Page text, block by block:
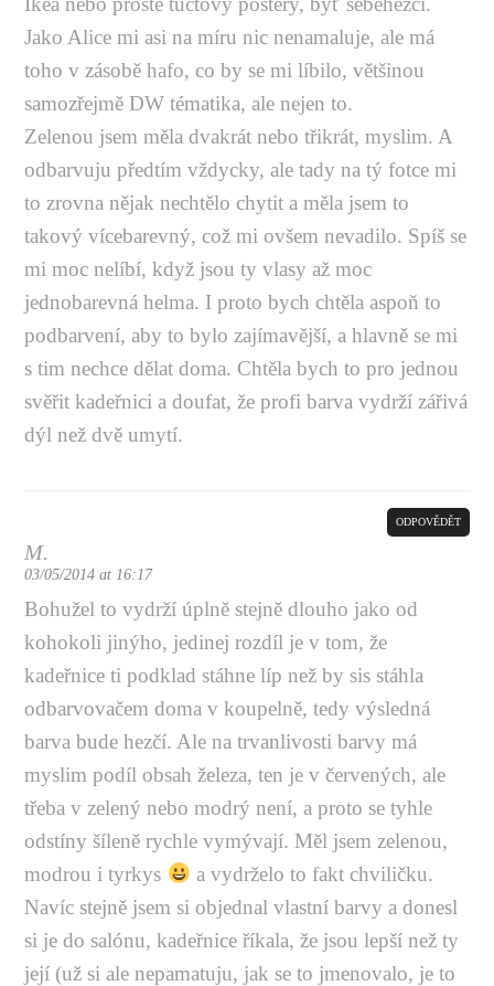
Jako Alice mi asi na míru nic nenamaluje, ale má
toho v zásobě hafo, co by se mi líbilo, většinou
samozřejmě DW tématika, ale nejen to.
Zelenou jsem měla dvakrát nebo třikrát, myslim. A
odbarvuju předtím vždycky, ale tady na tý fotce mi
to zrovna nějak nechtělo chytit a měla jsem to
takový vícebarevný, což mi ovšem nevadilo. Spíš se
mi moc nelíbí, když jsou ty vlasy až moc
jednobarevná helma. I proto bych chtěla aspoň to
podbarvení, aby to bylo zajímavější, a hlavně se mi
s tim nechce dělat doma. Chtěla bych to pro jednou
svěřit kadeřnici a doufat, že profi barva vydrží zářivá
dýl než dvě umytí.
M.
03/05/2014 at 16:17
ODPOVĚDĚT
Bohužel to vydrží úplně stejně dlouho jako od
kohokoli jinýho, jedinej rozdíl je v tom, že
kadeřnice ti podklad stáhne líp než by sis stáhla
odbarvovačem doma v koupelně, tedy výsledná
barva bude hezčí. Ale na trvanlivosti barvy má
myslim podíl obsah železa, ten je v červených, ale
třeba v zelený nebo modrý není, a proto se tyhle
odstíny šíleně rychle vymývají. Měl jsem zelenou,
modrou i tyrkys
a vydrželo to fakt chviličku.
Navíc stejně jsem si objednal vlastní barvy a donesl
si je do salónu, kadeřnice říkala, že jsou lepší než ty
její (už si ale nepamatuju, jak se to jmenovalo, je to